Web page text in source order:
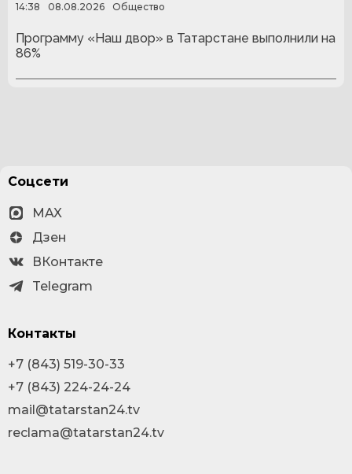
14:38 08.08.2026 Общество
Программу «Наш двор» в Татарстане выполнили на
86%
Соцсети
MAX
Дзен
ВКонтакте
Telegram
Контакты
+7 (843) 519-30-33
+7 (843) 224-24-24
mail@tatarstan24.tv
reclama@tatarstan24.tv